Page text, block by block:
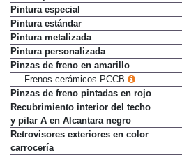
look deportivo
Pintura especial
Pintura estándar
Pintura metalizada
Pintura personalizada
Pinzas de freno en amarillo
Frenos cerámicos PCCB
Pinzas de freno pintadas en rojo
Recubrimiento interior del techo
y pilar A en Alcantara negro
Retrovisores exteriores en color